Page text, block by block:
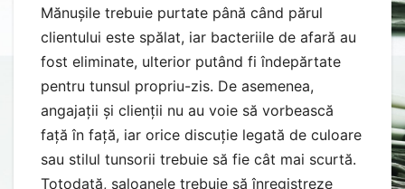
Mănușile trebuie purtate până când părul
clientului este spălat, iar bacteriile de afară au
fost eliminate, ulterior putând fi îndepărtate
pentru tunsul propriu-zis. De asemenea,
angajații și clienții nu au voie să vorbească
față în față, iar orice discuție legată de culoare
sau stilul tunsorii trebuie să fie cât mai scurtă.
Totodată, saloanele trebuie să înregistreze